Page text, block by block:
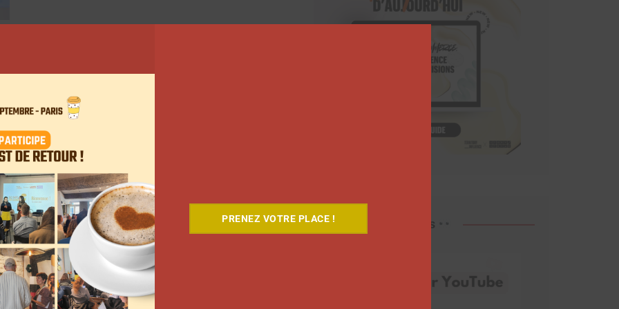
5 6 7
Découvrez nos vidéos
this
module
PRENEZ VOTRE PLACE !